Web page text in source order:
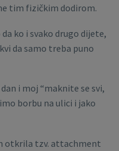
tim fizičkim dodirom.
ko i svako drugo dijete,
da samo treba puno
i moj “maknite se svi,
borbu na ulici i jako
otkrila tzv. attachment